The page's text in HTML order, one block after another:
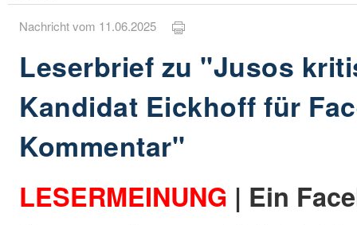
Nachricht vom 11.06.2025
Leserbrief zu "Jusos
Kandidat Eickhoff für
Kommentar"
LESERMEINUNG | Ein